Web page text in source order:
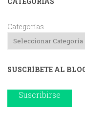
Categorías
SUSCRÍBETE AL
Suscribirse